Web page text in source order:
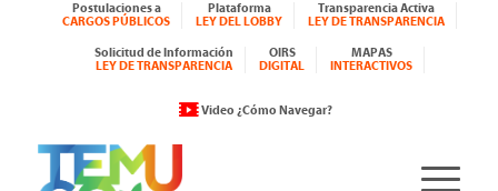
Postulaciones a
CARGOS PÚBLICOS
Plataforma
LEY DEL LOBBY
Transparencia Activa
LEY DE TRANSPARENCIA
Solicitud de Información
LEY DE TRANSPARENCIA
OIRS
DIGITAL
MAPAS
INTERACTIVOS
Video ¿Cómo Navegar?